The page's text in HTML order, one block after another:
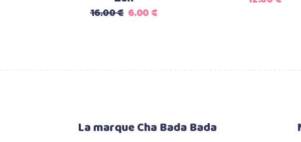
16.00€ Le
6.00€Le
La marque Cha Bada Bada